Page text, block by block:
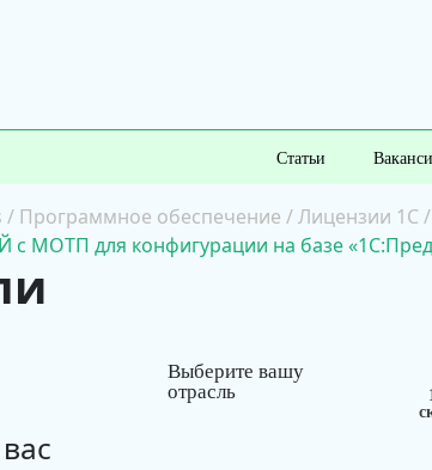
Статьи
/ Программное обеспечение /Лицензии 1С /
с МОТП для конфигурации на базе
Выберите вашу
отрасль